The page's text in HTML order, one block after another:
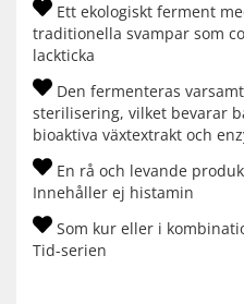
Ett ekologiskt ferment
traditionella svampar som
lackticka
Den fermenteras
sterilisering, vilket bevarar
bioaktiva växtextrakt och
En rå och levande
Innehåller ej histamin
Som kur eller i
Tid-serien